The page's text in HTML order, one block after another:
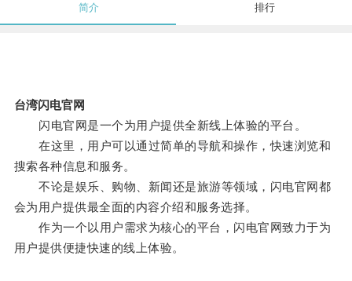
简介 排行
台湾闪电官网
闪电官网是一个为用户提供全新线上体验的平台。
在这里，用户可以通过简单的导航和操作，快速浏览和
搜索各种信息和服务。
不论是娱乐、购物、新闻还是旅游等领域，闪电官网都
会为用户提供最全面的内容介绍和服务选择。
作为一个以用户需求为核心的平台，闪电官网致力于为
用户提供便捷快速的线上体验。